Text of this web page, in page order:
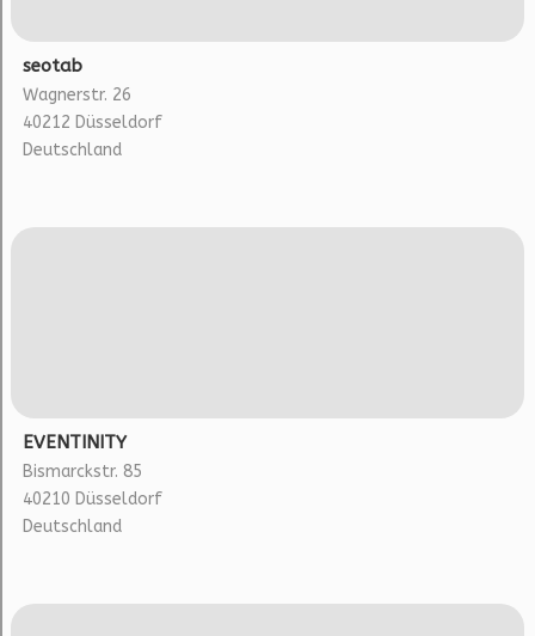
seotab
Wagnerstr. 26
40212 Düsseldorf
Deutschland
EVENTINITY
Bismarckstr. 85
40210 Düsseldorf
Deutschland